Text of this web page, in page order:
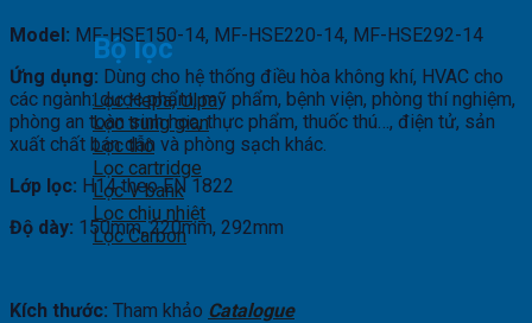
Bộ lọc
Lọc Hepa, Ulpa
Lọc trung gian
Lọc thô
Lọc cartridge
Lọc V bank
Lọc chịu nhiệt
Lọc Carbon
Model: MF-HSE150-14, MF-HSE220-14, MF-HSE292-14
Ứng dụng: Dùng cho hệ thống điều hòa không khí, HVAC cho
các ngành: dược phẩm, mỹ phẩm, bệnh viện, phòng thí nghiệm,
phòng an toàn sinh học, thực phẩm, thuốc thú…, điện tử, sản
xuất chất bán dẫn và phòng sạch khác.
Lớp lọc: H14 theo EN 1822
Độ dày: 150mm, 220mm, 292mm
Kích thước: Tham khảo Catalogue